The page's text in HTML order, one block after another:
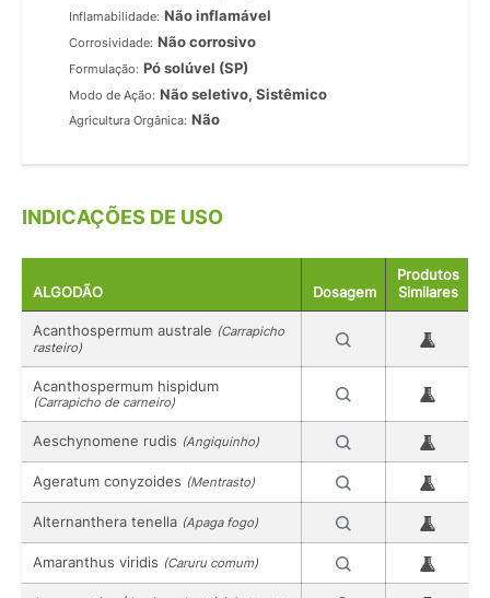
Inflamabilidade: Não inflamável
Corrosividade: Não corrosivo
Formulação: Pó solúvel (SP)
Modo de Ação: Não seletivo, Sistêmico
Agricultura Orgânica: Não
INDICAÇÕES DE USO
ALGODÃO Dosagem
Produtos
Similares
Acanthospermum australe (Carrapicho
rasteiro)
Acanthospermum hispidum
(Carrapicho de carneiro)
Aeschynomene rudis (Angiquinho)
Ageratum conyzoides (Mentrasto)
Alternanthera tenella (Apaga fogo)
Amaranthus viridis (Caruru comum)